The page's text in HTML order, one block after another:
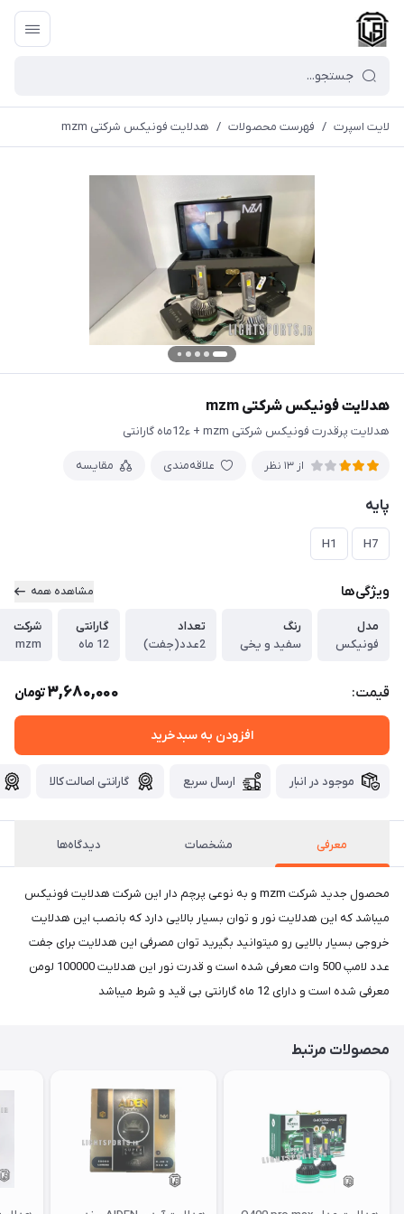
لایت اسپرت / فهرست محصولات / هدلایت فونیکس شرکتی mzm
هدلایت فونیکس شرکتی mzm
هدلایت پرقدرت فونیکس شرکتی mzm + ء12ماه گارانتی
از 13 نظر علاقه‌مندی مقایسه
پایه
H7
H1
ویژگی‌ها مشاهده همه
مدل
فونیکس
رنگ
سفید و یخی
تعداد
2عدد(جفت)
گارانتی
12 ماه
شرکت
mzm
قیمت: 3,680,000تومان
افزودن به سبدخرید
موجود در انبار ارسال سریع گارانتی اصالت کالا
معرفی مشخصات دیدگاه‌ها
محصول جدید شرکت mzm و به نوعی پرچم دار این شرکت هدلایت فونیکس
میباشد که این هدلایت نور و توان بسیار بالایی دارد که بانصب این هدلایت
خروجی بسیار بالایی رو میتوانید بگیرید توان مصرفی این هدلایت برای جفت
عدد لامپ 500 وات معرفی شده است و قدرت نور این هدلایت 100000 لومن
معرفی شده است و دارای 12 ماه گارانتی بی قید و شرط میباشد
محصولات مرتبط